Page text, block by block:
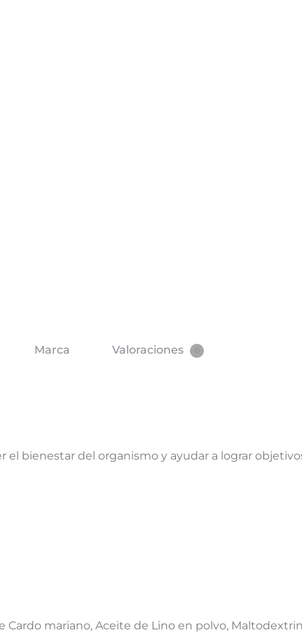
Marca Valoraciones
bienestar del organismo y ayudar a lograr
Cardo mariano, Aceite de Lino en polvo,